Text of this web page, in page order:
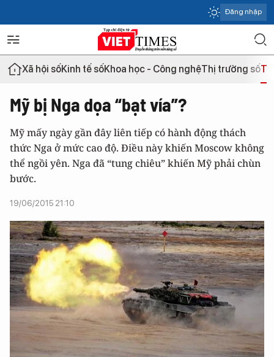
Đăng nhập
Xã hội sốKinh tế sốKhoa học - Công nghệThị trường số
Mỹ bị Nga dọa “bạt vía”?
Mỹ mấy ngày gần đây liên tiếp có hành động thách
thức Nga ở mức cao độ. Điều này khiến Moscow không
thể ngồi yên. Nga đã “tung chiêu” khiến Mỹ phải chùn
bước.
19/06/2015 21:10